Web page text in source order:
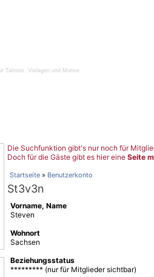
Tattoos, Vorlagen und Motive
Die Suchfunktion gibt's nur noch für
Doch für die Gäste gibt es hier eine Seite
Startseite » Benutzerkonto
St3v3n
Vorname, Name
Steven
Wohnort
Sachsen
Beziehungsstatus
********* (nur für Mitglieder sichtbar)